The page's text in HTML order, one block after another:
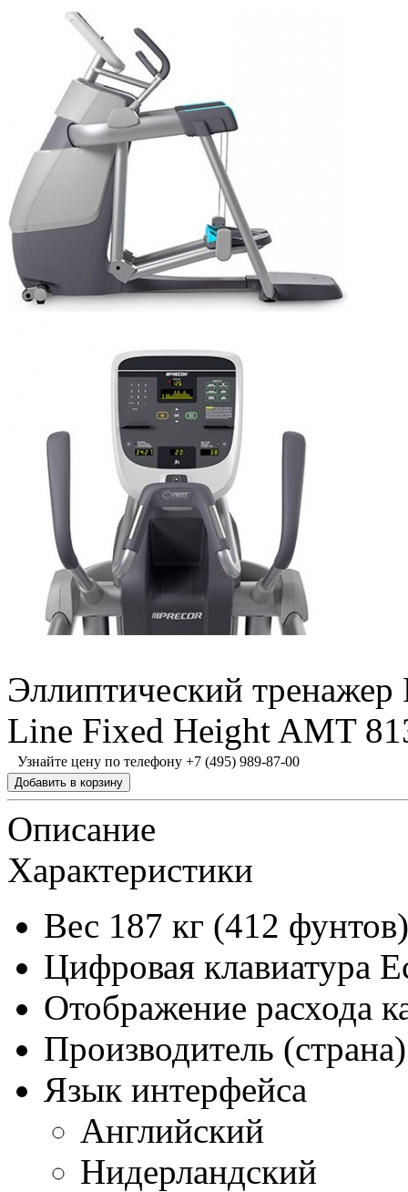
Эллиптический
Line Fixed Height AMT
Узнайте цену по телефону +7 (495) 989-87-00
Описание
Характеристики
Вес 187 кг (412 фунтов)
Цифровая клавиатура
Отображение расхода
Производитель (страна)
Язык интерфейса
Английский
Нидерландский